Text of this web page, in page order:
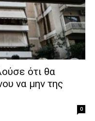
ότι θα
να μην της
0